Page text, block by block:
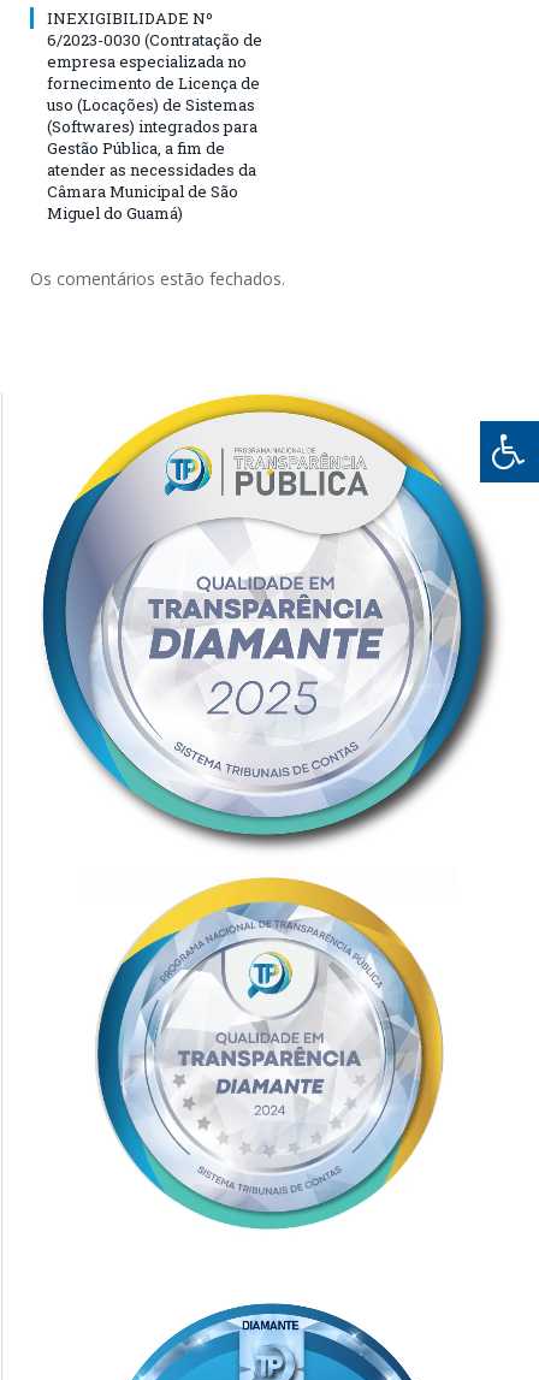
INEXIGIBILIDADE Nº
6/2023-0030 (Contratação de
empresa especializada no
fornecimento de Licença de
uso (Locações) de Sistemas
(Softwares) integrados para
Gestão Pública, a fim de
atender as necessidades da
Câmara Municipal de São
Miguel do Guamá)
Os comentários estão fechados.